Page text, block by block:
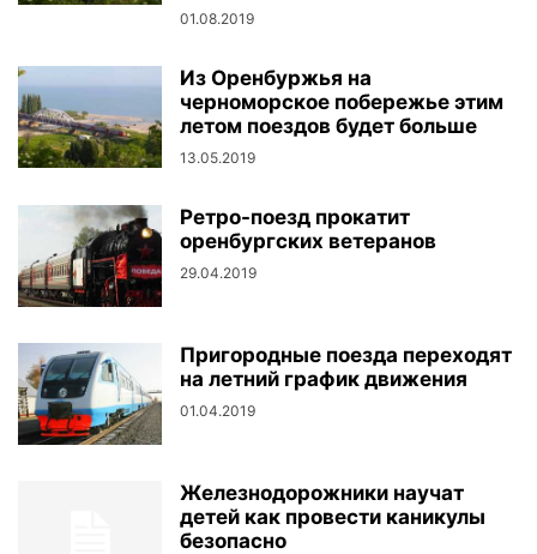
01.08.2019
Из Оренбуржья на
черноморское побережье этим
летом поездов будет больше
13.05.2019
Ретро-поезд прокатит
оренбургских ветеранов
29.04.2019
Пригородные поезда переходят
на летний график движения
01.04.2019
Железнодорожники научат
детей как провести каникулы
безопасно